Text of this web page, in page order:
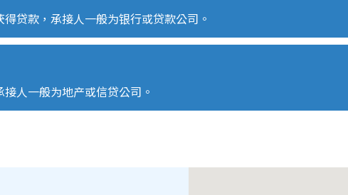
贷款，承接人一般为银行或贷款公司。
人一般为地产或信贷公司。